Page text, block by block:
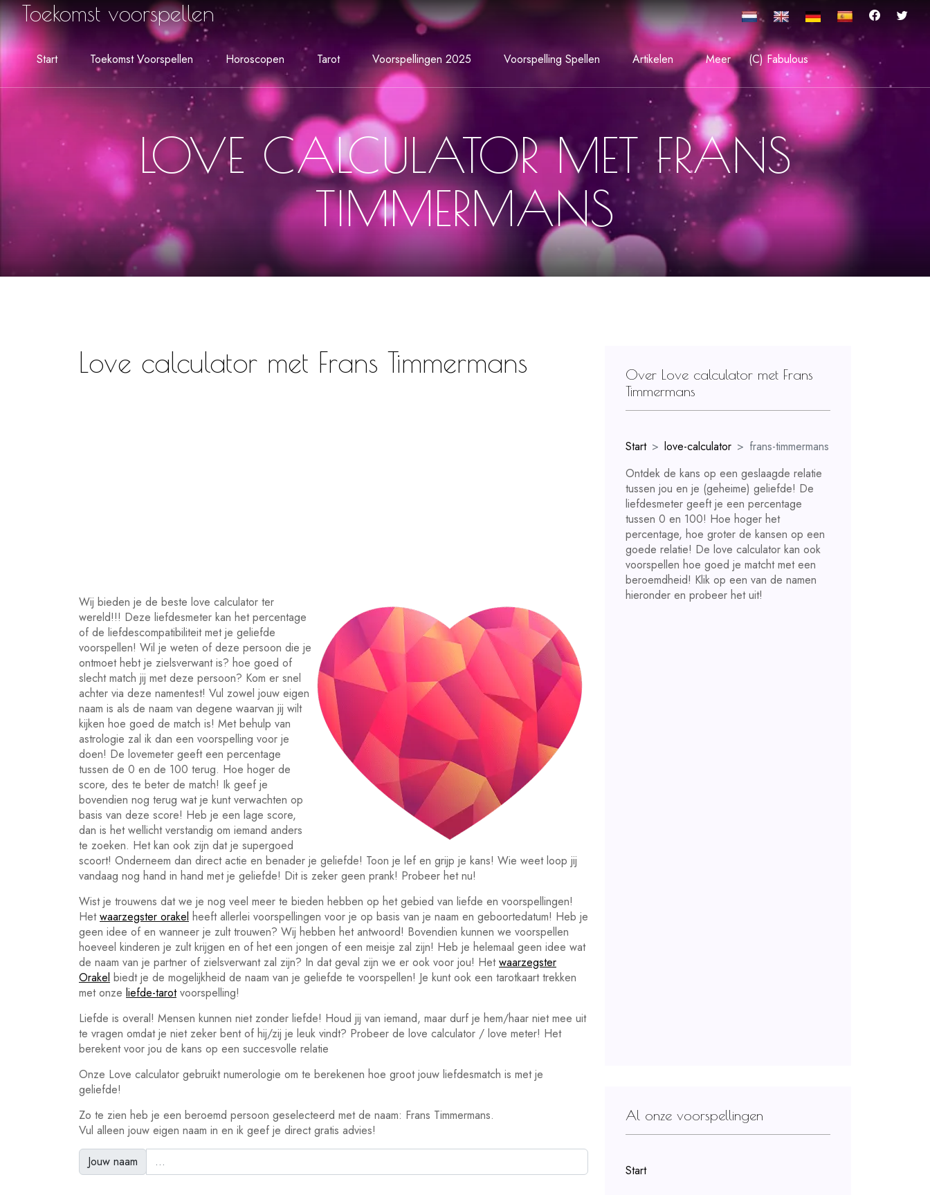
Toekomst voorspellen
Start Toekomst Voorspellen Horoscopen Tarot Voorspellingen 2025 Voorspelling Spellen Artikelen Meer (C) Fabulous
LOVE CALCULATOR MET FRANS
TIMMERMANS
Love calculator met Frans Timmermans
Wij bieden je de beste love calculator ter
wereld!!! Deze liefdesmeter kan het percentage
of de liefdescompatibiliteit met je geliefde
voorspellen! Wil je weten of deze persoon die je
ontmoet hebt je zielsverwant is? hoe goed of
slecht match jij met deze persoon? Kom er snel
achter via deze namentest! Vul zowel jouw eigen
naam is als de naam van degene waarvan jij wilt
kijken hoe goed de match is! Met behulp van
astrologie zal ik dan een voorspelling voor je
doen! De lovemeter geeft een percentage
tussen de 0 en de 100 terug. Hoe hoger de
score, des te beter de match! Ik geef je
bovendien nog terug wat je kunt verwachten op
basis van deze score! Heb je een lage score,
dan is het wellicht verstandig om iemand anders
te zoeken. Het kan ook zijn dat je supergoed
scoort! Onderneem dan direct actie en benader je geliefde! Toon je lef en grijp je kans! Wie weet loop jij
vandaag nog hand in hand met je geliefde! Dit is zeker geen prank! Probeer het nu!
Wist je trouwens dat we je nog veel meer te bieden hebben op het gebied van liefde en voorspellingen!
Hetwaarzegster orakel heeft allerlei voorspellingen voor je op basis van je naam en geboortedatum! Heb je
geen idee of en wanneer je zult trouwen? Wij hebben het antwoord! Bovendien kunnen we voorspellen
hoeveel kinderen je zult krijgen en of het een jongen of een meisje zal zijn! Heb je helemaal geen idee wat
de naam van je partner of zielsverwant zal zijn? In dat geval zijn we er ook voor jou! Hetwaarzegster
Orakel biedt je de mogelijkheid de naam van je geliefde te voorspellen! Je kunt ook een tarotkaart trekken
met onze liefde-tarotvoorspelling!
Liefde is overal! Mensen kunnen niet zonder liefde! Houd jij van iemand, maar durf je hem/haar niet mee uit
te vragen omdat je niet zeker bent of hij/zij je leuk vindt? Probeer de love calculator / love meter! Het
berekent voor jou de kans op een succesvolle relatie
Onze Love calculator gebruikt numerologie om te berekenen hoe groot jouw liefdesmatch is met je
geliefde!
Zo te zien heb je een beroemd persoon geselecteerd met de naam: Frans Timmermans.
Vul alleen jouw eigen naam in en ik geef je direct gratis advies!
Jouw naam
Over Love calculator met Frans
Timmermans
Start love-calculator
frans-timmermans
Ontdek de kans op een geslaagde relatie
tussen jou en je (geheime) geliefde! De
liefdesmeter geeft je een percentage
tussen 0 en 100! Hoe hoger het
percentage, hoe groter de kansen op een
goede relatie! De love calculator kan ook
voorspellen hoe goed je matcht met een
beroemdheid! Klik op een van de namen
hieronder en probeer het uit!
Al onze voorspellingen
Start